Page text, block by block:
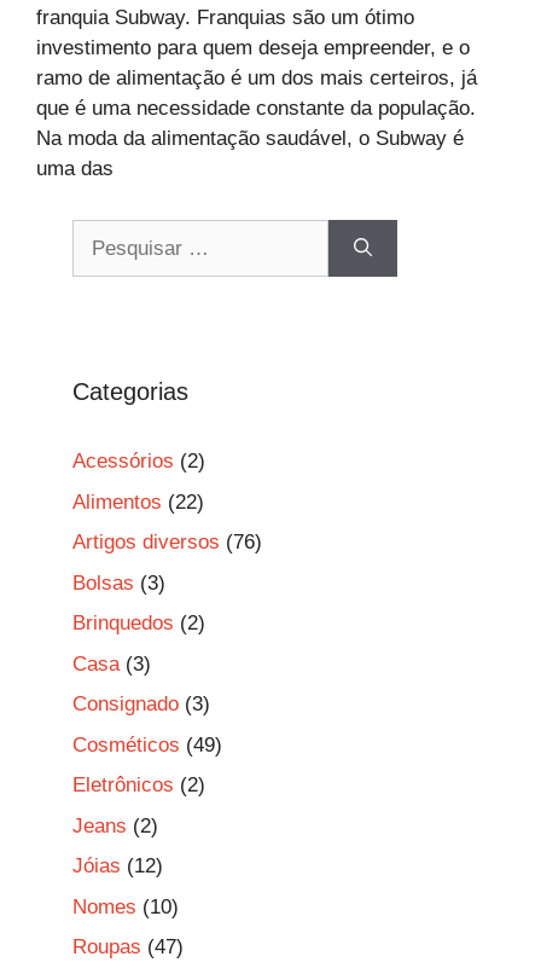
franquia Subway. Franquias são um ótimo
investimento para quem deseja empreender, e o
ramo de alimentação é um dos mais certeiros, já
que é uma necessidade constante da população.
Na moda da alimentação saudável, o Subway é
uma das
Categorias
Acessórios (2)
Alimentos (22)
Artigos diversos (76)
Bolsas (3)
Brinquedos (2)
Casa (3)
Consignado (3)
Cosméticos (49)
Eletrônicos (2)
Jeans (2)
Jóias (12)
Nomes (10)
Roupas (47)